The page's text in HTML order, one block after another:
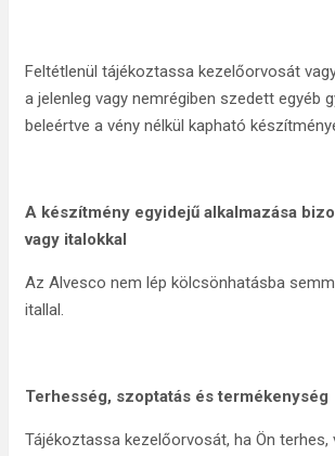
Feltétlenül tájékoztassa kezelőorvosát
a jelenleg vagy nemrégiben szedett egyéb
beleértve a vény nélkül kapható
A készítmény egyidejű alkalmazása
vagy italokkal
Az Alvesco nem lép kölcsönhatásba
itallal.
Terhesség, szoptatás és termékenység
Tájékoztassa kezelőorvosát, ha Ön terhes,